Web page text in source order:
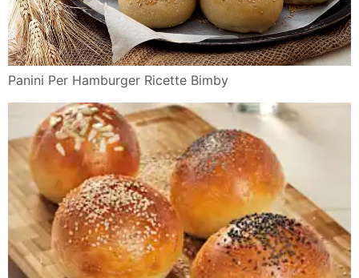
Panini Per Hamburger Ricette Bimby